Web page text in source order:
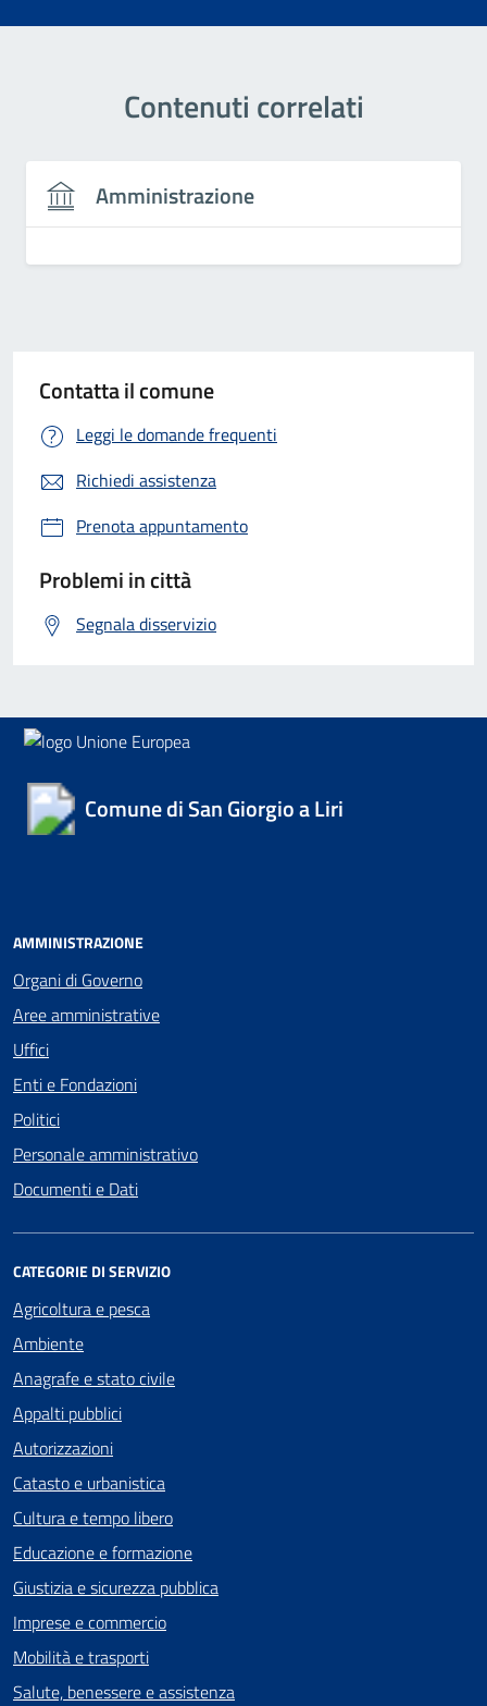
Contenuti correlati
Amministrazione
Contatta il comune
Leggi le domande frequenti
Richiedi assistenza
Prenota appuntamento
Problemi in città
Segnala disservizio
Comune di San Giorgio a Liri
AMMINISTRAZIONE
Organi di Governo
Aree amministrative
Uffici
Enti e Fondazioni
Politici
Personale amministrativo
Documenti e Dati
CATEGORIE DI SERVIZIO
Agricoltura e pesca
Ambiente
Anagrafe e stato civile
Appalti pubblici
Autorizzazioni
Catasto e urbanistica
Cultura e tempo libero
Educazione e formazione
Giustizia e sicurezza pubblica
Imprese e commercio
Mobilità e trasporti
Salute, benessere e assistenza